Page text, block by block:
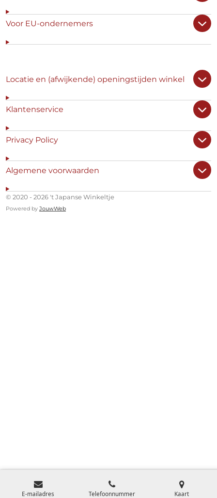
Voor EU-ondernemers
Locatie en (afwijkende) openingstijden winkel
Klantenservice
Privacy Policy
Algemene voorwaarden
© 2020 - 2026 't Japanse Winkeltje
Powered by JouwWeb
E-mailadres Telefoonnummer Kaart